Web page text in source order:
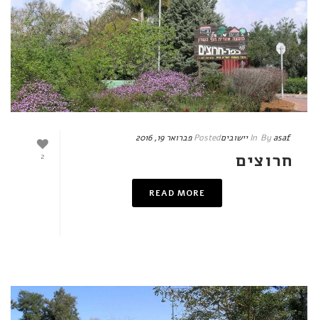
2
Byasaf
In יישוביםPosted פברואר 19, 2016
חרוצים
READ MORE